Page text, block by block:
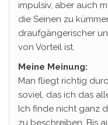
impulsiv, aber auch
die Seinen zu
draufgängerischer
von Vorteil ist.
Meine Meinung:
Man fliegt richtig
soviel, das ich das
Ich finde nicht ganz
zu beschreiben. Bis